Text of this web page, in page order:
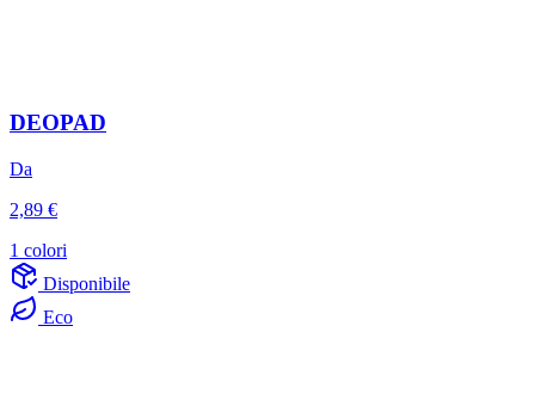
DEOPAD
Da
2,89 €
1 colori
Disponibile
Eco